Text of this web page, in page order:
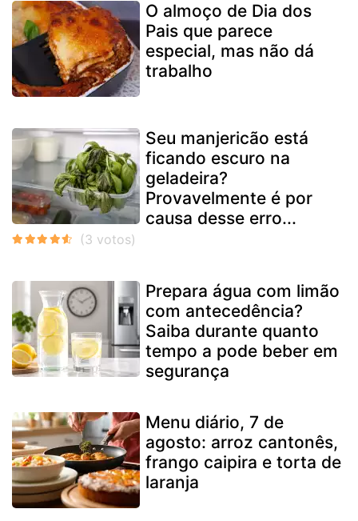
O almoço de Dia dos
Pais que parece
especial, mas não dá
trabalho
Seu manjericão está
ficando escuro na
geladeira?
Provavelmente é por
causa desse erro...
Prepara água com limão
com antecedência?
Saiba durante quanto
tempo a pode beber em
segurança
Menu diário, 7 de
agosto: arroz cantonês,
frango caipira e torta de
laranja